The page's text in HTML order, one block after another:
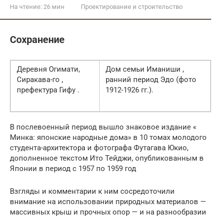
На чтение: 26 мин Проектирование и строительство
Сохранение
Деревня Огимати,
Сиракава-го ,
префектура Гифу .
Дом семьи Иманиши ,
ранний период Эдо (фото
1912-1926 гг.).
В послевоенный период вышло знаковое издание «
Минка: японские народные дома» в 10 томах молодого
студента-архитектора и фотографа Футагава Юкио,
дополненное текстом Ито Тейджи, опубликованным в
Японии в период с 1957 по 1959 год
Взгляды и комментарии к ним сосредоточили
внимание на использовании природных материалов —
массивных крыш и прочных опор — и на разнообразии